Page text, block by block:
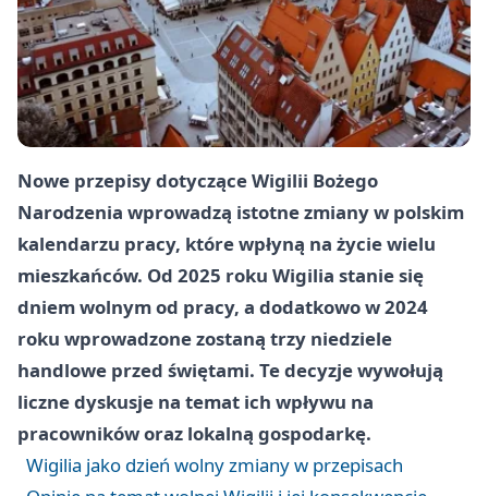
Nowe przepisy dotyczące Wigilii Bożego
Narodzenia wprowadzą istotne zmiany w polskim
kalendarzu pracy, które wpłyną na życie wielu
mieszkańców. Od 2025 roku Wigilia stanie się
dniem wolnym od pracy, a dodatkowo w 2024
roku wprowadzone zostaną trzy niedziele
handlowe przed świętami. Te decyzje wywołują
liczne dyskusje na temat ich wpływu na
pracowników oraz lokalną gospodarkę.
Wigilia jako dzień wolny zmiany w przepisach